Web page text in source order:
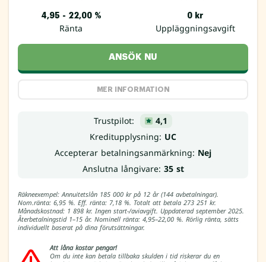
4,95 - 22,00 %
Ränta
0 kr
Uppläggningsavgift
ANSÖK NU
MER INFORMATION
Trustpilot:
4,1
Kreditupplysning: UC
Accepterar betalningsanmärkning: Nej
Anslutna långivare: 35 st
Räkneexempel: Annuitetslån 185 000 kr på 12 år (144 avbetalningar).
Nom.ränta: 6,95 %. Eff. ränta: 7,18 %. Totalt att betala 273 251 kr.
Månadskostnad: 1 898 kr. Ingen start-/aviavgift. Uppdaterad september 2025.
Återbetalningstid 1–15 år. Nominell ränta: 4,95–22,00 %. Rörlig ränta, sätts
individuellt baserat på dina förutsättningar.
Att låna kostar pengar!
Om du inte kan betala tillbaka skulden i tid riskerar du en